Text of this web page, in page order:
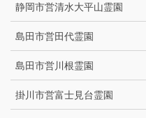
静岡市営清水大平山霊園
島田市営田代霊園
島田市営川根霊園
掛川市営富士見台霊園